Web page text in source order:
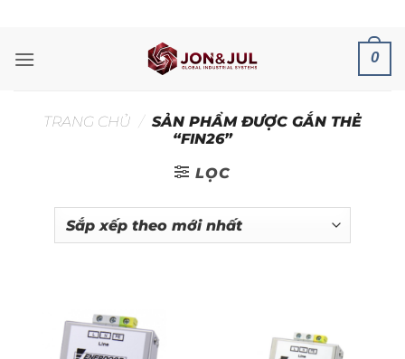
nội
0
TRANG CHỦ / SẢN PHẨM ĐƯỢC GẮN THẺ
“FIN26”
LỌC